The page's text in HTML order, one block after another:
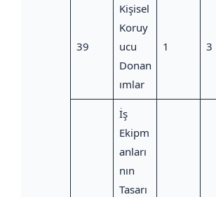
39
Kişisel
Koruy
ucu
Donan
ımlar
1 3
İş
Ekipm
anları
nın
Tasarı